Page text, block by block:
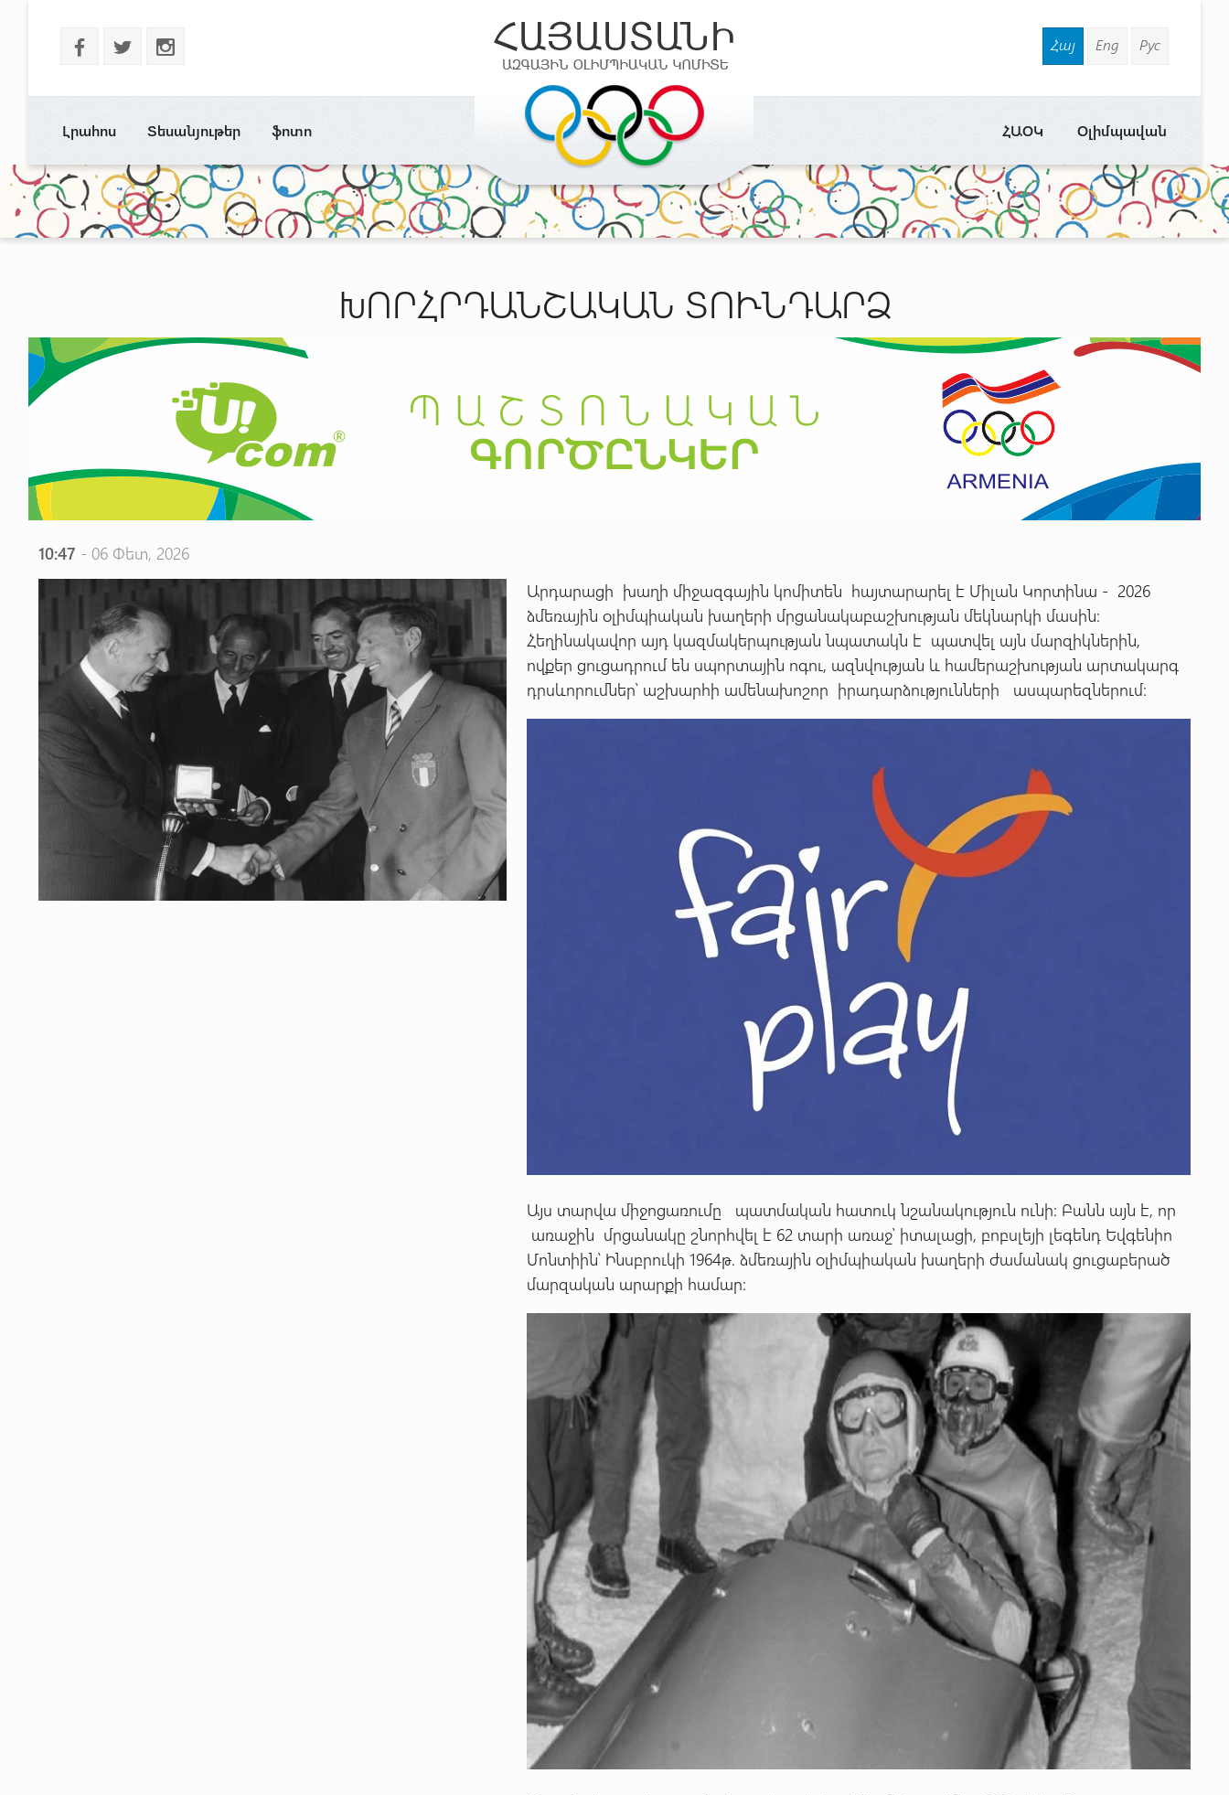
b a x Հայ Eng Рус
Լրահոս Տեսանյութեր ֆոտո Օլիմպավան
ՀԱՕԿ
ԽՈՐՀՐԴԱՆՇԱԿԱՆ ՏՈՒՆԴԱՐՁ
10:47 - 06 Փետ, 2026
Արդարացի խաղի միջազգային կոմիտեն հայտարարել է Միլան Կորտինա - 2026
ձմեռային օլիմպիական խաղերի մրցանակաբաշխության մեկնարկի մասին:
Հեղինակավոր այդ կազմակերպության նպատակն է պատվել այն մարզիկներին,
ովքեր ցուցադրում են սպորտային ոգու, ազնվության և համերաշխության արտակարգ
դրսևորումներ՝ աշխարհի ամենախոշոր իրադարձությունների ասպարեզներում:
Այս տարվա միջոցառումը պատմական հատուկ նշանակություն ունի: Բանն այն է, որ
առաջին մրցանակը շնորհվել է 62 տարի առաջ՝ իտալացի, բոբսլեյի լեգենդ Եվգենիո
Մոնտիին՝ Ինսբրուկի 1964թ. ձմեռային օլիմպիական խաղերի ժամանակ ցուցաբերած
մարզական արարքի համար: